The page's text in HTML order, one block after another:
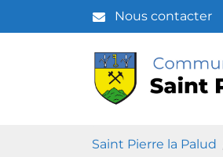
au
Nous contacter
Saint Pierre la Palud